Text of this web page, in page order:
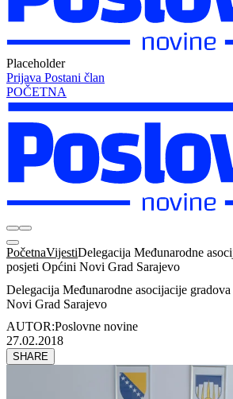
Placeholder
Prijava Postani član
POČETNA
PočetnaVijestiDelegacija Međunarodne
posjeti Općini Novi Grad Sarajevo
Delegacija Međunarodne asocijacije
Novi Grad Sarajevo
AUTOR:Poslovne novine
27.02.2018
SHARE